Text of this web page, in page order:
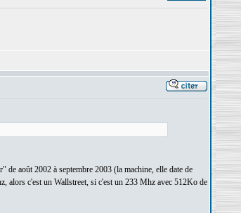
août 2002 à septembre 2003 (la machine, elle date de
alors c'est un Wallstreet, si c'est un 233 Mhz avec 512Ko de